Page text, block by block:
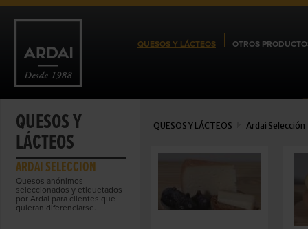
QUESOS Y LÁCTEOS OTROS
QUESOS Y
LÁCTEOS
ARDAI SELECCIÓN
Quesos anónimos
seleccionados y etiquetados
por Ardai para clientes que
quieran diferenciarse.
QUESOS Y LÁCTEOS Ardai Selección